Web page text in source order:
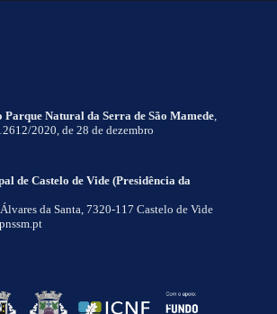
Parque Natural da Serra de São Mamede
2020, de 28 de dezembro
de Castelo de Vide (Presidência da
da Santa, 7320-117 Castelo de Vide